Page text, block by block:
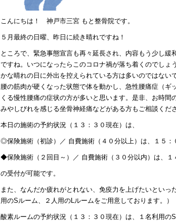
こんにちは！ 神戸市三宮 もと整骨院です。
５月最終の日曜、昨日に続き晴れですね！
ところで、緊急事態宣言も再々延長され、内容もう少し
ですね。いつになったらこのコロナ禍が落ち着くのでし
かな晴れの日に外出を控えられている方は多いのではな
腰の筋肉が硬くなった状態で体を動かし、急性腰痛症（
くる慢性腰痛の症状の方が多いと思います。是非、お時
みやしびれを感じる坐骨神経痛などがある方もご相談くだ
本日の施術の予約状況（１３：３０現在）は、
◎保険施術（初診）／ 自費施術（４０分以上）は、１５：
◆保険施術（２回目～）／ 自費施術（３０分以内）は、１
の受付が可能です。
また、なんだか疲れがとれない、免疫力を上げたいとい
用のSルーム、２人用のLルームをご用意しております。）
酸素ルームの予約状況（１３：３０現在）は、１名利用